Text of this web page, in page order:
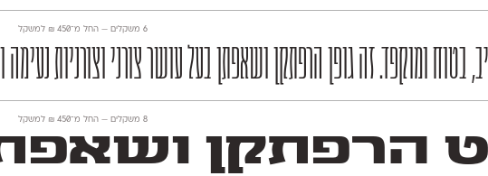
‫6 משקלים — החל מ־ 450
₪ למשקל
ומוקפד. זה גופן הרפתקן ושאפתן בעל עושר צורני וצורניות
‫8 משקלים — החל מ־ 450
₪ למשקל
הרפתקן